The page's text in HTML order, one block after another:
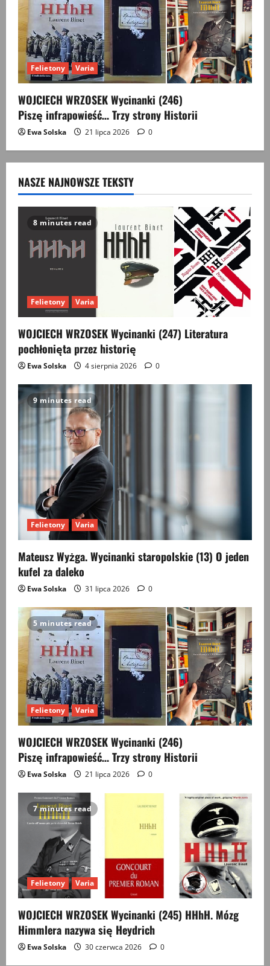
Felietony Varia
WOJCIECH WRZOSEK Wycinanki (246)
Piszę infrapowieść… Trzy strony Historii
Ewa Solska 21 lipca 2026 0
NASZE NAJNOWSZE TEKSTY
8 minutes read
Felietony Varia
WOJCIECH WRZOSEK Wycinanki (247) Literatura
pochłonięta przez historię
Ewa Solska 4 sierpnia 2026 0
9 minutes read
Felietony Varia
Mateusz Wyżga. Wycinanki staropolskie (13) O jeden
kufel za daleko
Ewa Solska 31 lipca 2026 0
5 minutes read
Felietony Varia
WOJCIECH WRZOSEK Wycinanki (246)
Piszę infrapowieść… Trzy strony Historii
Ewa Solska 21 lipca 2026 0
7 minutes read
Felietony Varia
WOJCIECH WRZOSEK Wycinanki (245) HHhH. Mózg
Himmlera nazywa się Heydrich
Ewa Solska 30 czerwca 2026 0